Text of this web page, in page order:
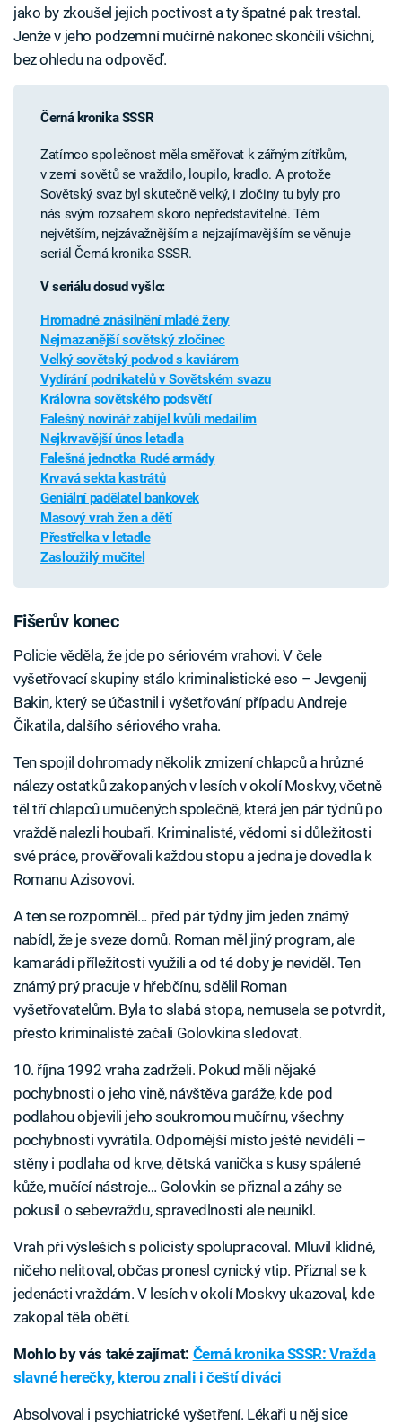
jako by zkoušel jejich poctivost a ty špatné pak trestal.
Jenže v jeho podzemní mučírně nakonec skončili všichni,
bez ohledu na odpověď.
Černá kronika SSSR
Zatímco společnost měla směřovat k zářným zítřkům,
v zemi sovětů se vraždilo, loupilo, kradlo. A protože
Sovětský svaz byl skutečně velký, i zločiny tu byly pro
nás svým rozsahem skoro nepředstavitelné. Těm
největším, nejzávažnějším a nejzajímavějším se věnuje
seriál Černá kronika SSSR.
V seriálu dosud vyšlo:
Hromadné znásilnění mladé ženy
Nejmazanější sovětský zločinec
Velký sovětský podvod s kaviárem
Vydírání podnikatelů v Sovětském svazu
Královna sovětského podsvětí
Falešný novinář zabíjel kvůli medailím
Nejkrvavější únos letadla
Falešná jednotka Rudé armády
Krvavá sekta kastrátů
Geniální padělatel bankovek
Masový vrah žen a dětí
Přestřelka v letadle
Zasloužilý mučitel
Fišerův konec
Policie věděla, že jde po sériovém vrahovi. V čele
vyšetřovací skupiny stálo kriminalistické eso – Jevgenij
Bakin, který se účastnil i vyšetřování případu Andreje
Čikatila, dalšího sériového vraha.
Ten spojil dohromady několik zmizení chlapců a hrůzné
nálezy ostatků zakopaných v lesích v okolí Moskvy, včetně
těl tří chlapců umučených společně, která jen pár týdnů po
vraždě nalezli houbaři. Kriminalisté, vědomi si důležitosti
své práce, prověřovali každou stopu a jedna je dovedla k
Romanu Azisovovi.
A ten se rozpomněl… před pár týdny jim jeden známý
nabídl, že je sveze domů. Roman měl jiný program, ale
kamarádi příležitosti využili a od té doby je neviděl. Ten
známý prý pracuje v hřebčínu, sdělil Roman
vyšetřovatelům. Byla to slabá stopa, nemusela se potvrdit,
přesto kriminalisté začali Golovkina sledovat.
10. října 1992 vraha zadrželi. Pokud měli nějaké
pochybnosti o jeho vině, návštěva garáže, kde pod
podlahou objevili jeho soukromou mučírnu, všechny
pochybnosti vyvrátila. Odpornější místo ještě neviděli –
stěny i podlaha od krve, dětská vanička s kusy spálené
kůže, mučící nástroje… Golovkin se přiznal a záhy se
pokusil o sebevraždu, spravedlnosti ale neunikl.
Vrah při výsleších s policisty spolupracoval. Mluvil klidně,
ničeho nelitoval, občas pronesl cynický vtip. Přiznal se k
jedenácti vraždám. V lesích v okolí Moskvy ukazoval, kde
zakopal těla obětí.
Mohlo by vás také zajímat: Černá kronika SSSR: Vražda
slavné herečky, kterou znali i čeští diváci
Absolvoval i psychiatrické vyšetření. Lékaři u něj sice